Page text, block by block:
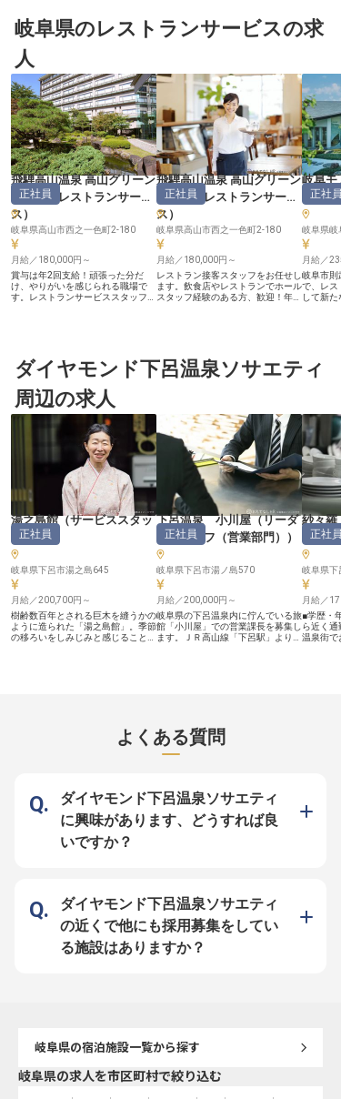
岐阜県のレストランサービスの求
人
飛騨高山温泉 高山グリーン
ホテル（ レストランサービ
ス ）
正社員
岐阜県高山市西之一色町2-180
月給／180,000円～
賞与は年2回支給！頑張った分だ
け、やりがいを感じられる職場で
す。レストランサービススタッフと
位置しています。ウエディングにも
対応しており、チャペルや披露宴会
郷や上高地など、観光地が点在して
います。※この求人は2023年6月23
日時点の情報です
飛騨高山温泉 高山グリーン
ホテル（ レストランサービ
ス ）
正社員
岐阜県高山市西之一色町2-180
月給／180,000円～
レストラン接客スタッフをお任せし
ます。飲食店やレストランでホール
スタッフ経験のある方、歓迎！年間
泉の大浴場や露天風呂を備えた宿。
周辺には、様々な観光スポットが近
情報です
岐阜モ
サービ
正社員
岐阜県岐
月給／
岐阜市則
で、レス
して新
キャリ
と情熱
ダイヤモンド下呂温泉ソサエティ
周辺の求人
湯之島館（サービススタッ
フ）
正社員
岐阜県下呂市湯之島645
月給／200,700円～
樹齢数百年とされる巨木を縫うかの
ように造られた「湯之島館」。季節
の移ろいをしみじみと感じることが
客サービスを身につけることができ
ます。※2023年8月29日時点の情報
下呂温泉 小川屋（リーダ
ー・チーフ（営業部門）
）
正社員
岐阜県下呂市湯ノ島570
月給／200,000円～
岐阜県の下呂温泉内に佇んでいる旅
館「小川屋」での営業課長を募集し
ます。ＪＲ高山線「下呂駅」より徒
マイカーでの通勤も可能です。※こ
の求人は2021年11月1日時点での
情報です
紗々羅
場）
正社員
岐阜県下
月給／
■学歴・
ら近く
温泉街で
クを大切
ながら
料理提供
よくある質問
ダイヤモンド下呂温泉ソサエティ
に興味があります、どうすれば良
いですか？
ダイヤモンド下呂温泉ソサエティ
の近くで他にも採用募集をしてい
る施設はありますか？
岐阜県の宿泊施設一覧から探す
岐阜県の求人を市区町村で絞り込む